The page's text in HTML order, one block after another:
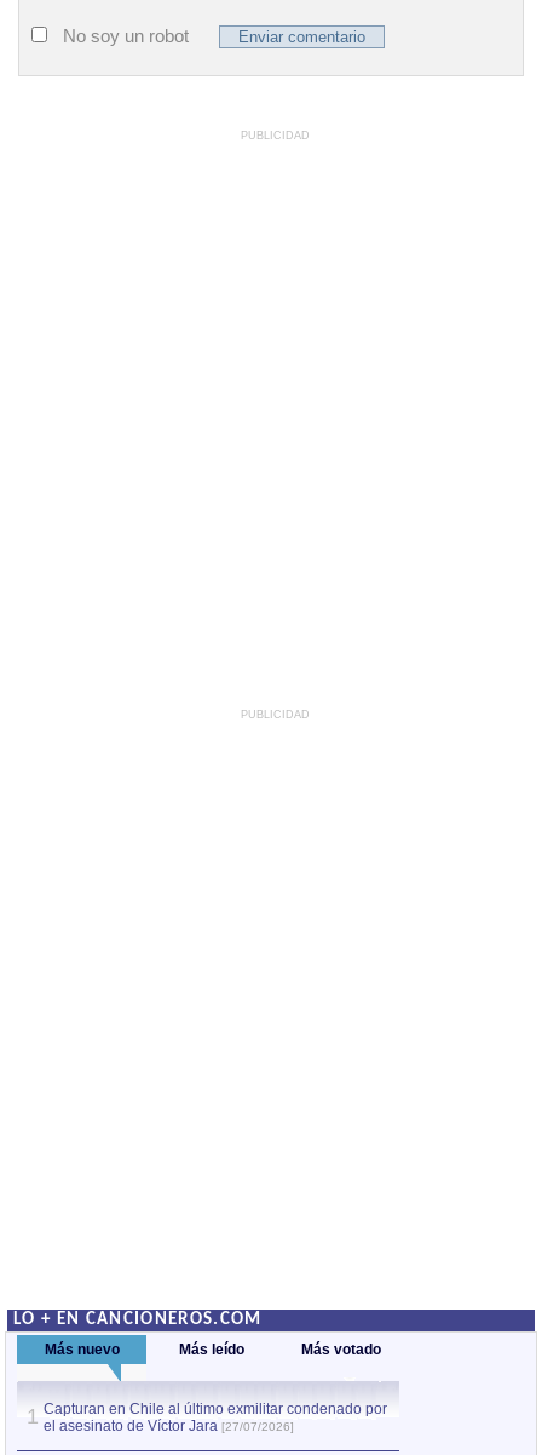
No soy un robot
PUBLICIDAD
PUBLICIDAD
LO + EN CANCIONEROS.COM
Más nuevo Más leído Más votado
1 Capturan en Chile al último exmilitar condenado por
el asesinato de Víctor Jara [27/07/2026]